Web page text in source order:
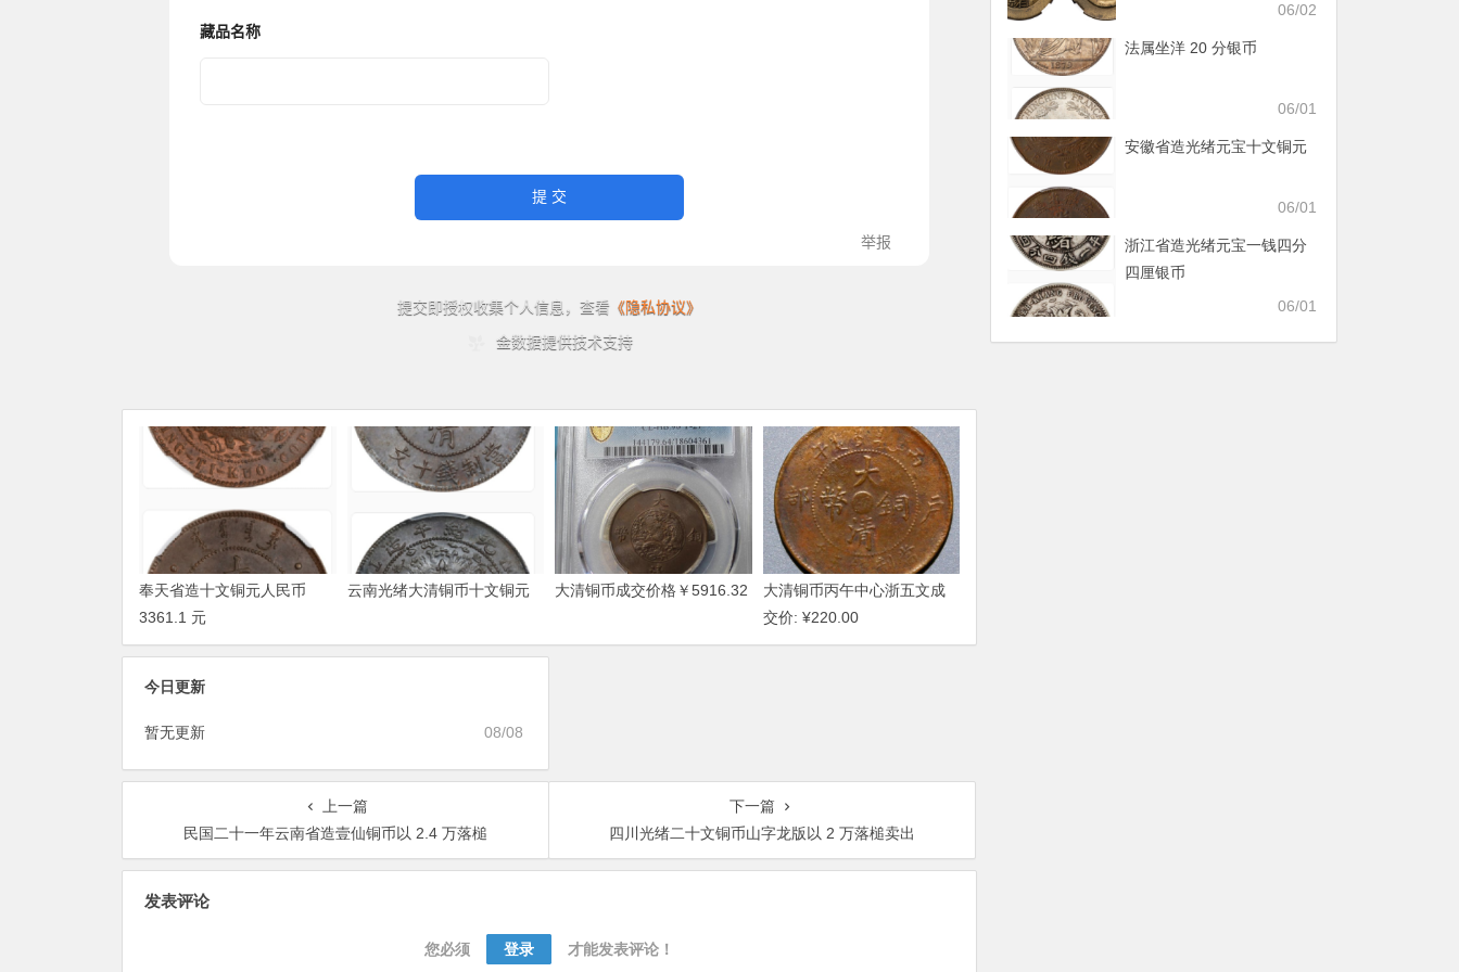
奉天省造十文铜元人民币
3361.1 元
云南光绪大清铜币十文铜元 大清铜币成交价格￥5916.32
大清铜币丙午中心浙五文成
交价: ¥220.00
今日更新
08/08
暂无更新
上一篇
民国二十一年云南省造壹仙铜币以 2.4 万落槌
下一篇
四川光绪二十文铜币山字龙版以 2 万落槌卖出
发表评论
您必须 登录 才能发表评论！
06/02
法属坐洋 20 分银币
06/01
安徽省造光绪元宝十文铜元
06/01
浙江省造光绪元宝一钱四分
四厘银币
06/01